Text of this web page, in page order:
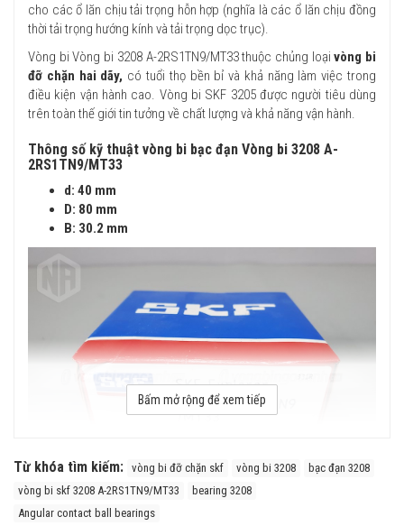
cho các ổ lăn chịu tải trọng hỗn hợp (nghĩa là các ổ lăn chịu đồng
thời tải trọng hướng kính và tải trọng dọc trục).
Vòng bi Vòng bi 3208 A-2RS1TN9/MT33 thuộc chủng loạivòng bi
đỡ chặn hai dãy, có tuổi thọ bền bỉ và khả năng làm việc trong
điều kiện vận hành cao. Vòng bi SKF 3205 được người tiêu dùng
trên toàn thế giới tin tưởng về chất lượng và khả năng vận hành.
Thông số kỹ thuật vòng bi bạc đạn Vòng bi 3208 A-
2RS1TN9/MT33
d: 40 mm
D: 80 mm
B: 30.2 mm
Bấm mở rộng để xem tiếp
Từ khóa tìm kiếm: vòng bi đỡ chặn skf vòng bi 3208
bạc đạn 3208
vòng bi skf 3208 A-2RS1TN9/MT33
bearing 3208
Angular contact ball bearings